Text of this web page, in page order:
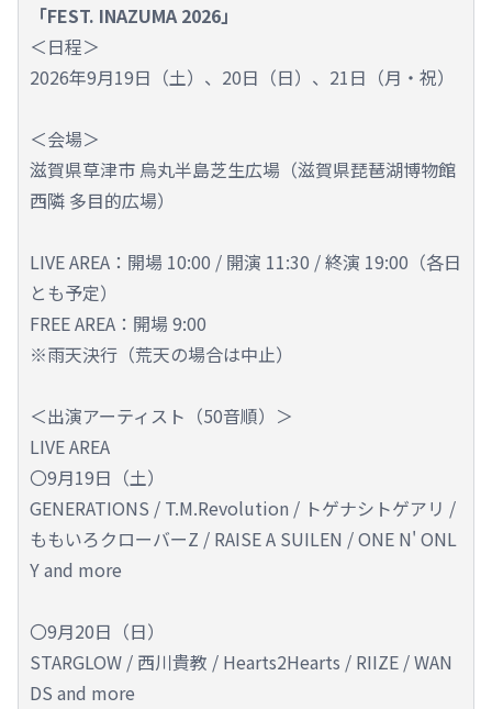
「FEST. INAZUMA 2026」
＜日程＞
2026年9月19日（土）、20日（日）、21日（月・祝）
＜会場＞
滋賀県草津市 烏丸半島芝生広場（滋賀県琵琶湖博物館
西隣 多目的広場）
LIVE AREA：開場 10:00 / 開演 11:30 / 終演 19:00（各日
とも予定）
FREE AREA：開場 9:00
※雨天決行（荒天の場合は中止）
＜出演アーティスト（50音順）＞
LIVE AREA
〇9月19日（土）
GENERATIONS / T.M.Revolution / トゲナシトゲアリ /
ももいろクローバーZ / RAISE A SUILEN / ONE N' ONL
Y and more
〇9月20日（日）
STARGLOW / 西川貴教 / Hearts2Hearts / RIIZE / WAN
DS and more